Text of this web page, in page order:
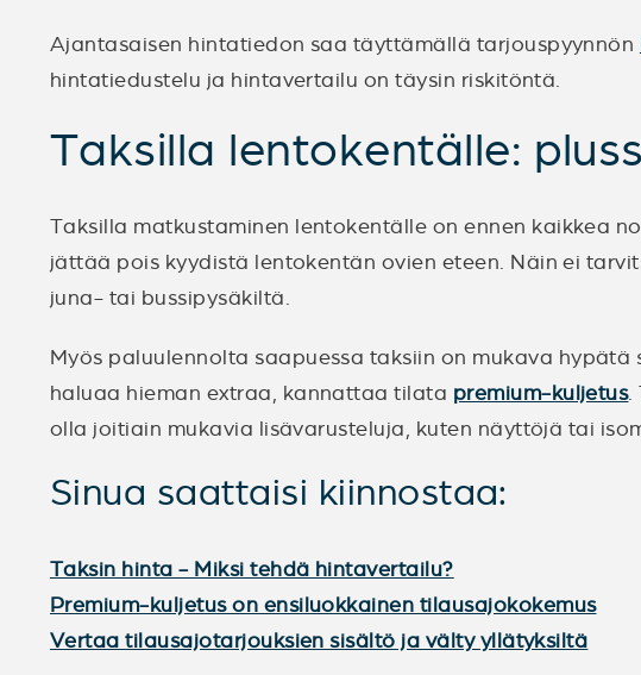
Ajantasaisen hintatiedon saa täyttämällä tarjouspyynnön
hintatiedustelu ja hintavertailu on täysin riskitöntä.
Taksilla lentokentälle:
Taksilla matkustaminen lentokentälle on ennen kaikkea
jättää pois kyydistä lentokentän ovien eteen. Näin ei
juna- tai bussipysäkiltä.
Myös paluulennolta saapuessa taksiin on mukava
haluaa hieman extraa, kannattaa tilata premium-kuljetus.
olla joitiain mukavia lisävarusteluja, kuten näyttöjä tai
Sinua saattaisi kiinnostaa:
Taksin hinta - Miksi tehdä hintavertailu?
Premium-kuljetus on ensiluokkainen tilausajokokemus
Vertaa tilausajotarjouksien sisältö ja välty yllätyksiltä